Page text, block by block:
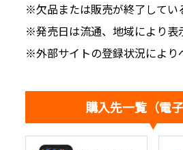
※欠品または販売が終了してい
※発売日は流通、地域により表
※外部サイトの登録状況により
購入先一覧（電子